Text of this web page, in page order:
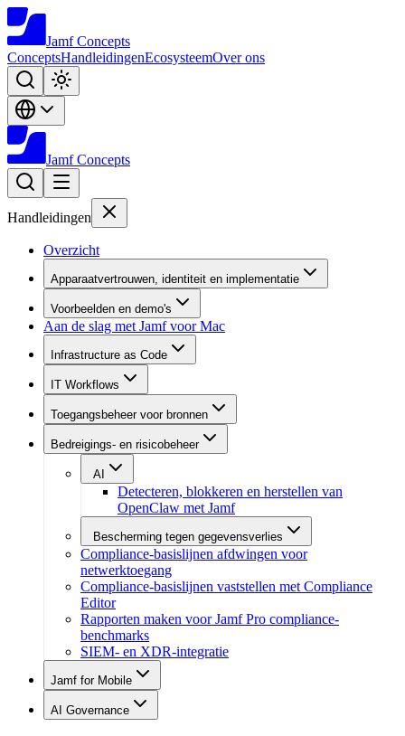
Jamf Concepts
ConceptsHandleidingenEcosysteemOver ons
Jamf Concepts
Handleidingen
Overzicht
Apparaatvertrouwen, identiteit en implementatie
Voorbeelden en demo's
Aan de slag met Jamf voor Mac
Infrastructure as Code
IT Workflows
Toegangsbeheer voor bronnen
Bedreigings- en risicobeheer
AI
Detecteren, blokkeren en herstellen van
OpenClaw met Jamf
Bescherming tegen gegevensverlies
Compliance-basislijnen afdwingen voor
netwerktoegang
Compliance-basislijnen vaststellen met Compliance
Editor
Rapporten maken voor Jamf Pro compliance-
benchmarks
SIEM- en XDR-integratie
Jamf for Mobile
AI Governance